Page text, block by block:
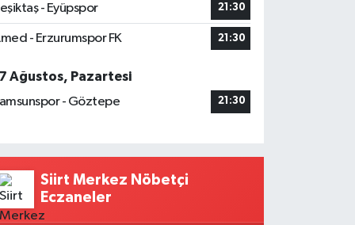
- Eyüpspor 21:30
- Erzurumspor FK 21:30
Ağustos, Pazartesi
- Göztepe
21:30
Siirt Merkez Nöbetçi
Eczaneler